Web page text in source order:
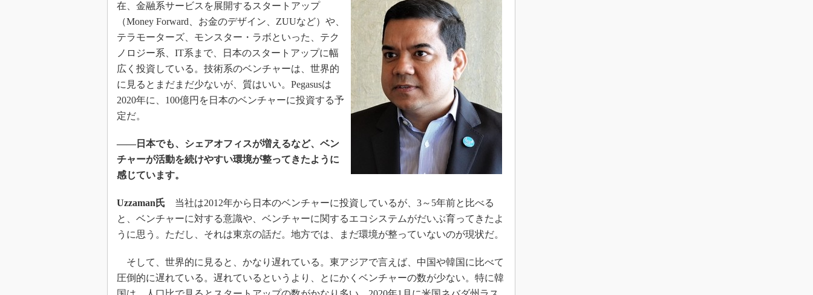
在、金融系サービスを展開するスタートアップ
（Money Forward、お金のデザイン、ZUUなど）や、
テラモーターズ、モンスター・ラボといった、テク
ノロジー系、IT系まで、日本のスタートアップに幅
広く投資している。技術系のベンチャーは、世界的
に見るとまだまだ少ないが、質はいい。Pegasusは
2020年に、100億円を日本のベンチャーに投資する予
定だ。
――日本でも、シェアオフィスが増えるなど、ベン
チャーが活動を続けやすい環境が整ってきたように
感じています。
Uzzaman氏 当社は2012年から日本のベンチャーに投資しているが、3～5年前と比べる
と、ベンチャーに対する意識や、ベンチャーに関するエコシステムがだいぶ育ってきたよ
うに思う。ただし、それは東京の話だ。地方では、まだ環境が整っていないのが現状だ。
そして、世界的に見ると、かなり遅れている。東アジアで言えば、中国や韓国に比べて
圧倒的に遅れている。遅れているというより、とにかくベンチャーの数が少ない。特に韓